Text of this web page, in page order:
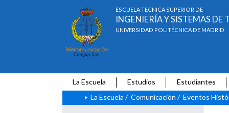
ESCUELA TÉCNICA SUPERIOR DE
INGENIERÍA Y SISTEMAS
UNIVERSIDAD POLITÉCNICA DE MADRID
La Escuela Estudios
Estudiantes
La Escuela / Comunicación / Eventos